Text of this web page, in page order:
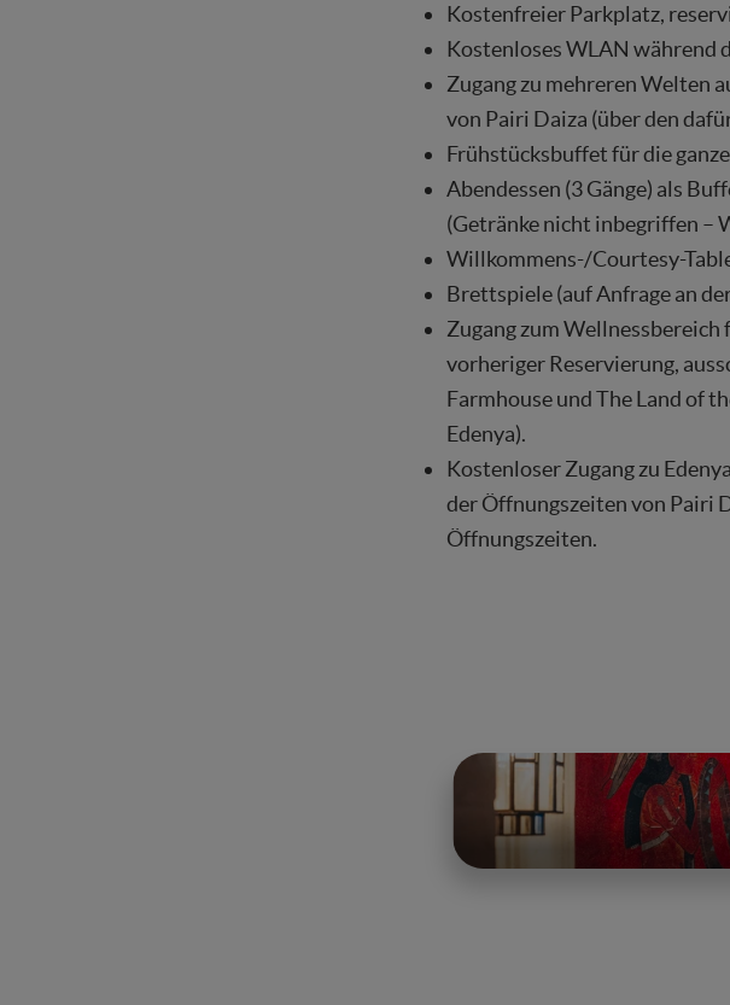
Kostenfreier Parkplatz,
Kostenloses WLAN während
Zugang zu mehreren Welten
von Pairi Daiza (über den
Frühstücksbuffet für die
Abendessen (3 Gänge) als
(Getränke nicht inbegriffen –
Willkommens-/Courtesy-
Brettspiele (auf Anfrage an
Zugang zum
vorheriger Reservierung,
Farmhouse und The Land of
Edenya).
Kostenloser Zugang zu
der Öffnungszeiten von Pairi
Öffnungszeiten.